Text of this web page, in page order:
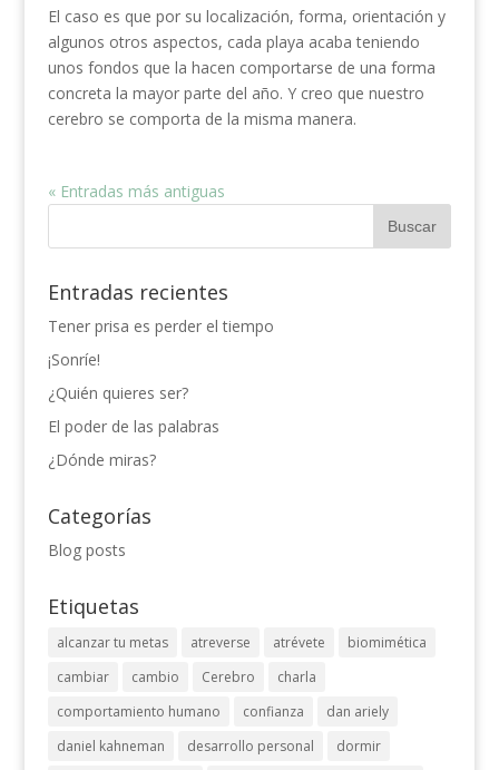
El caso es que por su localización, forma, orientación y
algunos otros aspectos, cada playa acaba teniendo
unos fondos que la hacen comportarse de una forma
concreta la mayor parte del año. Y creo que nuestro
cerebro se comporta de la misma manera.
« Entradas más antiguas
Entradas recientes
Tener prisa es perder el tiempo
¡Sonríe!
¿Quién quieres ser?
El poder de las palabras
¿Dónde miras?
Categorías
Blog posts
Etiquetas
alcanzar tu metas atreverse atrévete
biomimética
cambiar
cambio Cerebro
charla
comportamiento humano
confianza
dan ariely
daniel kahneman
desarrollo personal
dormir